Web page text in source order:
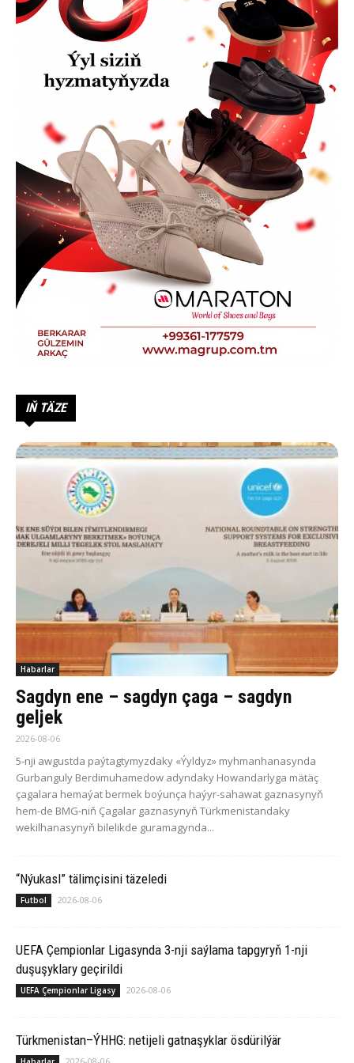
IŇ TÄZE
Habarlar
Sagdyn ene – sagdyn çaga – sagdyn
geljek
2026-08-06
5-nji awgustda paýtagtymyzdaky «Ýyldyz» myhmanhanasynda
Gurbanguly Berdimuhamedow adyndaky Howandarlyga mätäç
çagalara hemaýat bermek boýunça haýyr-sahawat gaznasynyň
hem-de BMG-niň Çagalar gaznasynyň Türkmenistandaky
wekilhanasynyň bilelikde guramagynda...
“Nýukasl” tälimçisini täzeledi
Futbol 2026-08-06
UEFA Çempionlar Ligasynda 3-nji saýlama tapgyryň 1-nji
duşuşyklary geçirildi
UEFA Çempionlar Ligasy 2026-08-06
Türkmenistan–ÝHHG: netijeli gatnaşyklar ösdürilýär